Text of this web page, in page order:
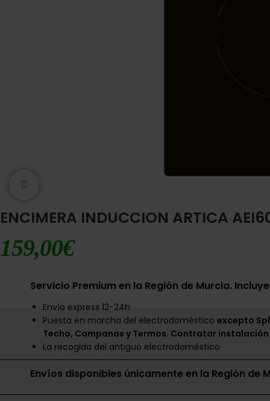
ENCIMERA INDUCCION ARTICA
159,00€
Servicio Premium en la Región de Murcia.
Envío express 12-24h
Puesta en marcha del electrodoméstico excepto
Techo, Campanas y Termos. Contratar
La recogida del antiguo electrodoméstico
Envíos disponibles únicamente en la Región de